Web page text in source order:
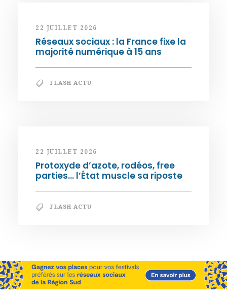
22 JUILLET 2026
Réseaux sociaux : la France fixe la
majorité numérique à 15 ans
FLASH ACTU
22 JUILLET 2026
Protoxyde d’azote, rodéos, free
parties… l’État muscle sa riposte
FLASH ACTU